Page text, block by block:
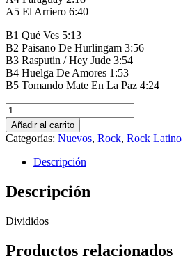
A5 El Arriero 6:40
B1 Qué Ves 5:13
B2 Paisano De Hurlingam 3:56
B3 Rasputin / Hey Jude 3:54
B4 Huelga De Amores 1:53
B5 Tomando Mate En La Paz 4:24
Rock
Argentino
Selección
Universal
cantidad
Añadir al carrito
Categorías: Nuevos, Rock, Rock Latino
Descripción
Descripción
Divididos
Productos relacionados